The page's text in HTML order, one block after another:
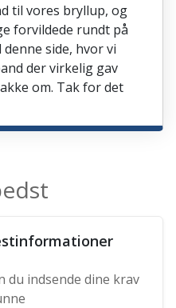
til vores bryllup, og
forvildede rundt på
side, hvor vi
der virkelig gav
om. Tak for det
du indsende dine krav